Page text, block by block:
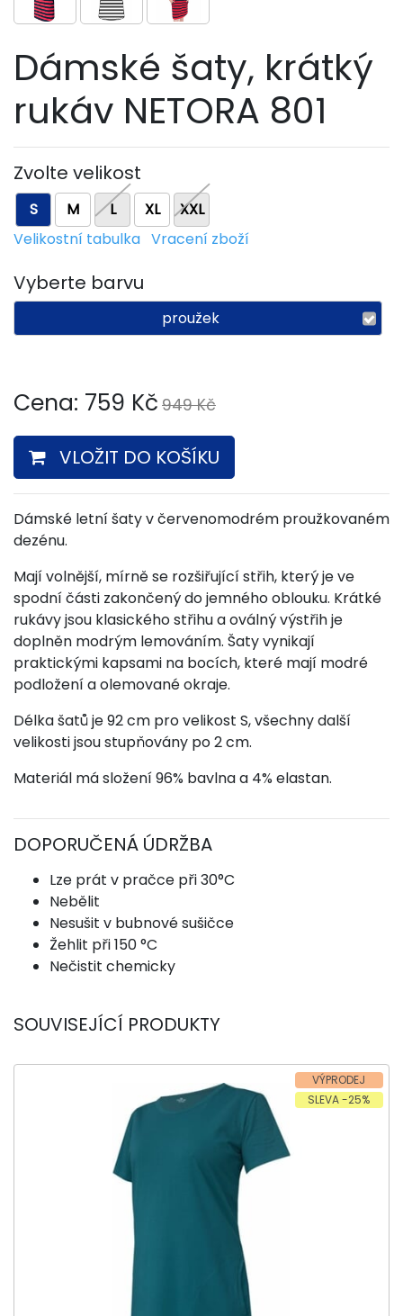
Dámské šaty, krátký
rukáv NETORA 801
Zvolte velikost
S M L XL
XXL
Velikostní tabulka Vracení zboží
Vyberte barvu
proužek
Cena: 759 Kč 949 Kč
VLOŽIT DO KOŠÍKU
Dámské letní šaty v červenomodrém proužkovaném
dezénu.
Mají volnější, mírně se rozšiřující střih, který je ve
spodní části zakončený do jemného oblouku. Krátké
rukávy jsou klasického střihu a oválný výstřih je
doplněn modrým lemováním. Šaty vynikají
praktickými kapsami na bocích, které mají modré
podložení a olemované okraje.
Délka šatů je 92 cm pro velikost S, všechny další
velikosti jsou stupňovány po 2 cm.
Materiál má složení 96% bavlna a 4% elastan.
DOPORUČENÁ ÚDRŽBA
Lze prát v pračce při 30°C
Nebělit
Nesušit v bubnové sušičce
Žehlit při 150 °C
Nečistit chemicky
SOUVISEJÍCÍ PRODUKTY
VÝPRODEJ
SLEVA -25%